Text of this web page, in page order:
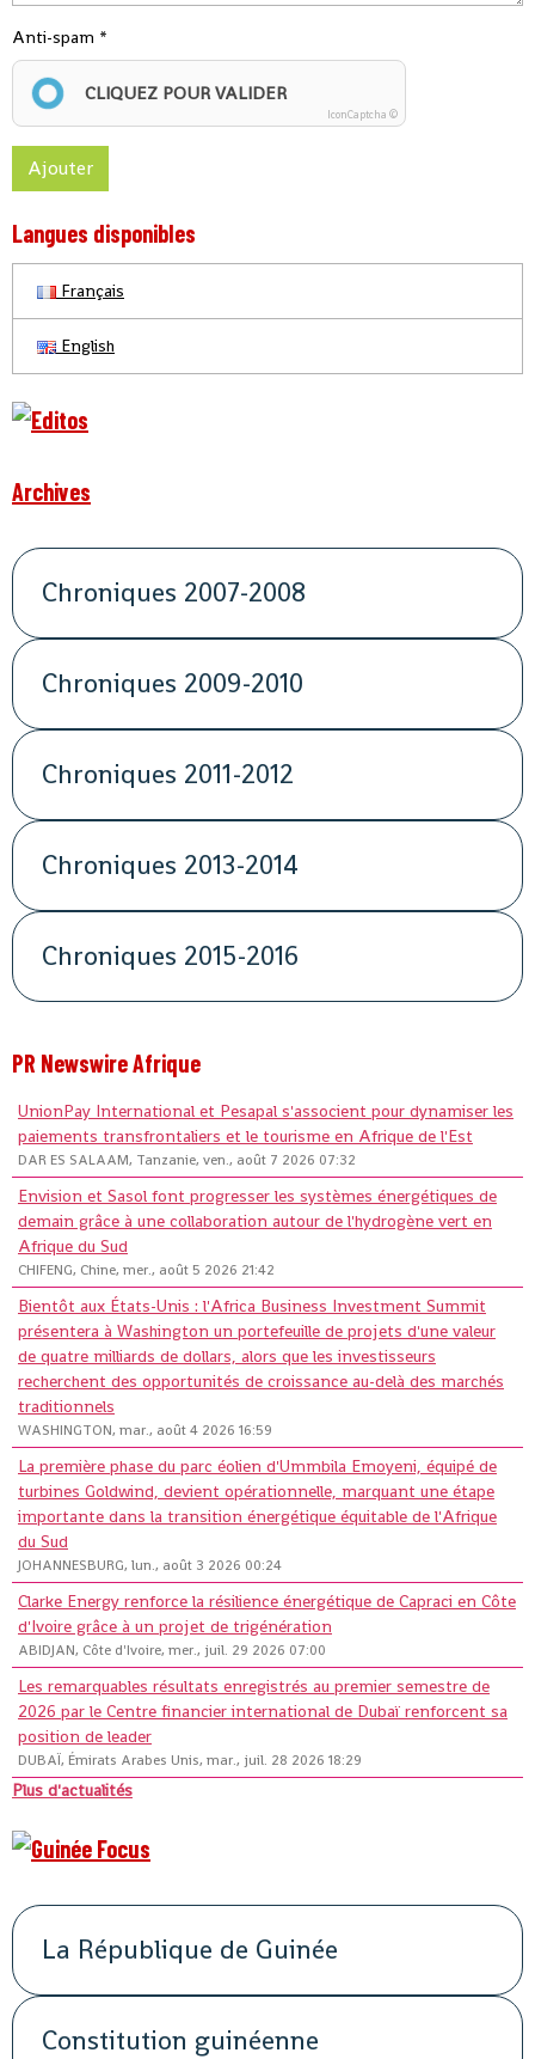
Anti-spam
CLIQUEZ POUR VALIDER
IconCaptcha ©
Ajouter
Langues disponibles
Français
English
Archives
Chroniques 2007-2008
Chroniques 2009-2010
Chroniques 2011-2012
Chroniques 2013-2014
Chroniques 2015-2016
PR Newswire Afrique
UnionPay International et Pesapal s'associent pour dynamiser les
paiements transfrontaliers et le tourisme en Afrique de l'Est
DAR ES SALAAM, Tanzanie, ven., août 7 2026 07:32
Envision et Sasol font progresser les systèmes énergétiques de
demain grâce à une collaboration autour de l'hydrogène vert en
Afrique du Sud
CHIFENG, Chine, mer., août 5 2026 21:42
Bientôt aux États-Unis : l'Africa Business Investment Summit
présentera à Washington un portefeuille de projets d'une valeur
de quatre milliards de dollars, alors que les investisseurs
recherchent des opportunités de croissance au-delà des marchés
traditionnels
WASHINGTON, mar., août 4 2026 16:59
La première phase du parc éolien d'Ummbila Emoyeni, équipé de
turbines Goldwind, devient opérationnelle, marquant une étape
importante dans la transition énergétique équitable de l'Afrique
du Sud
JOHANNESBURG, lun., août 3 2026 00:24
Clarke Energy renforce la résilience énergétique de Capraci en Côte
d'Ivoire grâce à un projet de trigénération
ABIDJAN, Côte d'Ivoire, mer., juil. 29 2026 07:00
Les remarquables résultats enregistrés au premier semestre de
2026 par le Centre financier international de Dubaï renforcent sa
position de leader
DUBAÏ, Émirats Arabes Unis, mar., juil. 28 2026 18:29
Plus d'actualités
La République de Guinée
Constitution guinéenne